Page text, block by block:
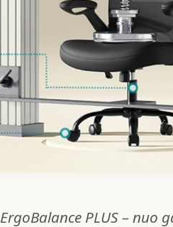
ErgoBalance PLUS –